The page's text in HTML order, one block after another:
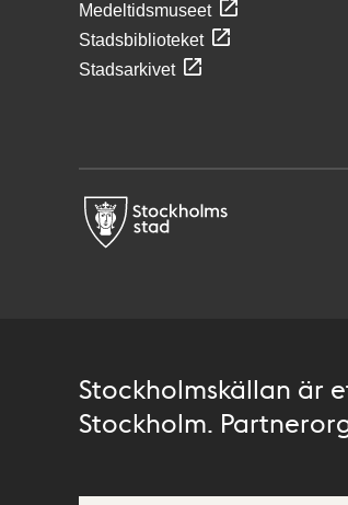
Medeltidsmuseet
Stadsbiblioteket
Stadsarkivet
Stockholmskällan är
Stockholm.